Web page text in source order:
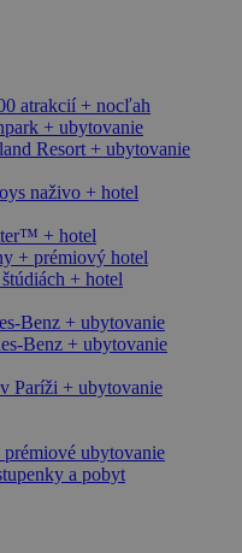
atrakcií + nocľah
+ ubytovanie
Resort + ubytovanie
naživo + hotel
+ hotel
+ prémiový hotel
+ hotel
Benz + ubytovanie
Benz + ubytovanie
Paríži + ubytovanie
ubytovanie
a pobyt